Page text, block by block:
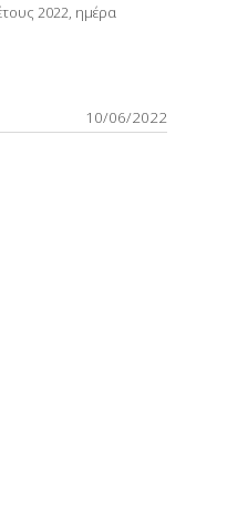
2022, ημέρα
10/06/2022